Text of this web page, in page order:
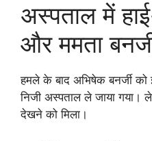
अस्पताल में
और ममता
हमले के बाद अभिषेक बनर्जी
निजी अस्पताल ले जाया गया।
देखने को मिला।